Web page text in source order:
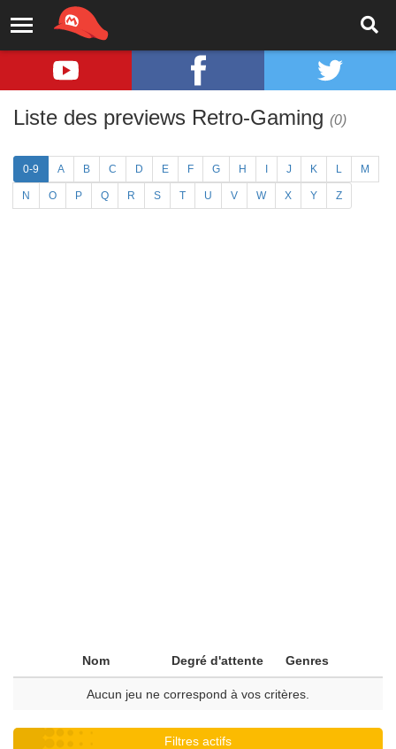
Liste des previews Retro-Gaming (0)
0-9 A B C D E F G H J K L M
N O P Q R S T U V W X Y Z
Nom Degré d'attente Genres
Aucun jeu ne correspond à vos critères.
Filtres actifs